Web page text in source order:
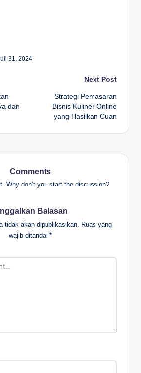
31, 2024
dan
Next Post
Strategi Pemasaran
Bisnis Kuliner Online
yang Hasilkan Cuan
Comments
Why don’t you start the discussion?
Balasan
tidak akan dipublikasikan. Ruas yang
wajib ditandai *